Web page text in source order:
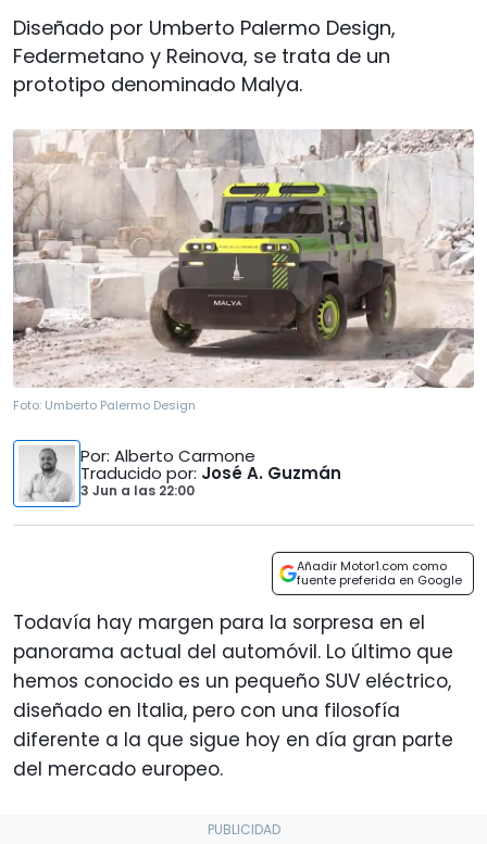
Diseñado por Umberto Palermo Design,
Federmetano y Reinova, se trata de un
prototipo denominado Malya.
Foto: Umberto Palermo Design
Por: Alberto Carmone
Traducido por: José A. Guzmán
3 Jun a las 22:00
Añadir Motor1.com como
fuente preferida en Google
Todavía hay margen para la sorpresa en el
panorama actual del automóvil. Lo último que
hemos conocido es un pequeño SUV eléctrico,
diseñado en Italia, pero con una filosofía
diferente a la que sigue hoy en día gran parte
del mercado europeo.